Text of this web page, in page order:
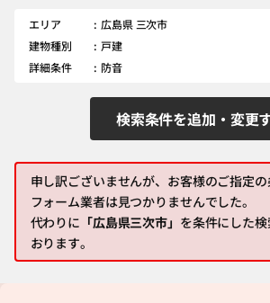
エリア
広島県 三次市
建物種別
戸建
詳細条件
防音
検索条件を追加・変更
申し訳ございませんが、お客様のご指定
フォーム業者は見つかりませんでした。
代わりに 「広島県三次市」 を条件にした
おります。